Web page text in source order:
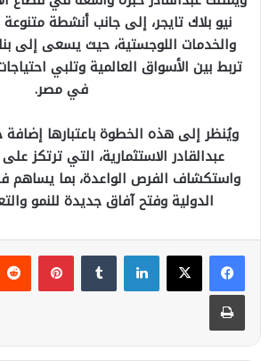
نيو بلاك تايجر، إلى جانب أنشطة
والخدمات اللوجستية، حيث يسعى إلى
تربط بين الأسواق العالمية وتلبي
في مصر.
ويُنظر إلى هذه الخطوة باعتبارها
عبدالقادر الاستثمارية، التي ترتكز
واستكشاف الفرص الواعدة، بما يساهم
الدولية وفتح آفاق جديدة للنمو
لينكدإن
طباعة